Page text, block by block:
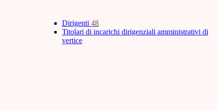
Dirigenti 48
Titolari di incarichi dirigenziali amministrativi di
vertice